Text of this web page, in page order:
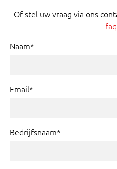
Of stel uw vraag via ons
faq
Naam*
Email*
Bedrijfsnaam*